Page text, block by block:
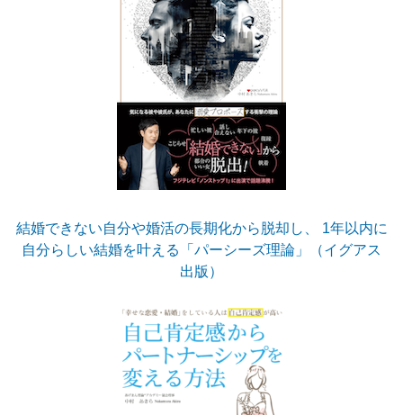
結婚できない自分や婚活の長期化から脱却し、 1年以内に
自分らしい結婚を叶える「パーシーズ理論」（イグアス
出版）